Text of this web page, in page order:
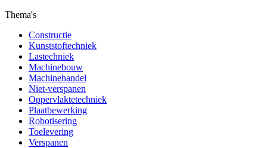
Thema's
Constructie
Kunststoftechniek
Lastechniek
Machinebouw
Machinehandel
Niet-verspanen
Oppervlaktetechniek
Plaatbewerking
Robotisering
Toelevering
Verspanen